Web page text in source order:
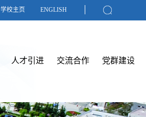
学校主页 ENGLISH
人才引进 交流合作 党群建设